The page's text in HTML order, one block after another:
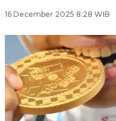
16 December 2025 8:28 WIB